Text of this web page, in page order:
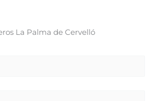
La Palma de Cervelló